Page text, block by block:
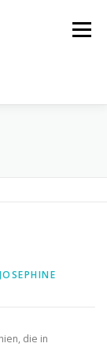
Menü
JOSEPHINE
die in